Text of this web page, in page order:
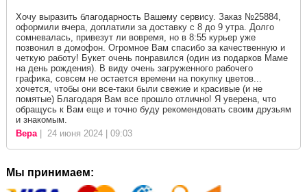
Хочу выразить благодарность Вашему сервису. Заказ №25884,
оформили вчера, доплатили за доставку с 8 до 9 утра. Долго
сомневалась, привезут ли вовремя, но в 8:55 курьер уже
позвонил в домофон. Огромное Вам спасибо за качественную и
четкую работу! Букет очень понравился (один из подарков Маме
на день рождения). В виду очень загруженного рабочего
графика, совсем не остается времени на покупку цветов...
хочется, чтобы они все-таки были свежие и красивые (и не
помятые) Благодаря Вам все прошло отлично! Я уверена, что
обращусь к Вам еще и точно буду рекомендовать своим друзьям
и знакомым.
Вера| 24 июня 2024 | 09:03
Мы принимаем: